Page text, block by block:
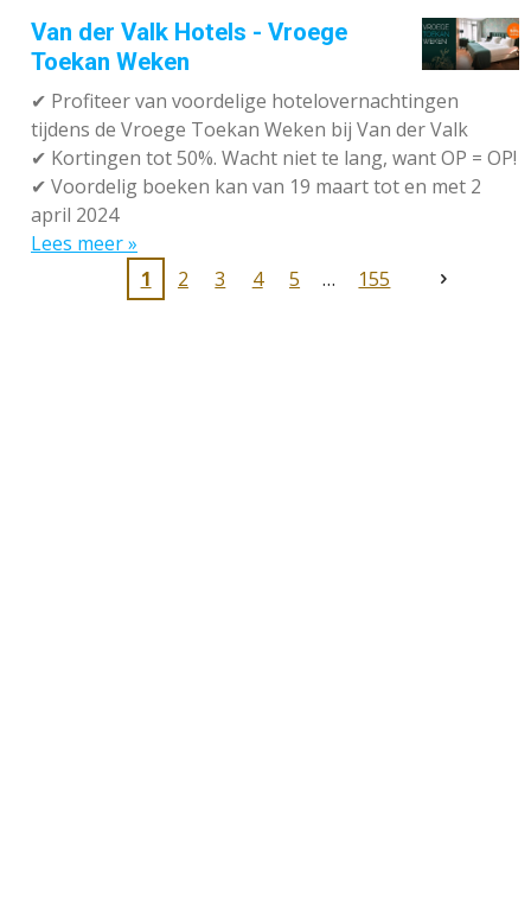
Van der Valk Hotels - Vroege
Toekan Weken
✔ Profiteer van voordelige hotelovernachtingen
tijdens de Vroege Toekan Weken bij Van der Valk
✔ Kortingen tot 50%. Wacht niet te lang, want OP = OP!
✔ Voordelig boeken kan van 19 maart tot en met 2
april 2024
Lees meer »
1
2 3 4 5 155